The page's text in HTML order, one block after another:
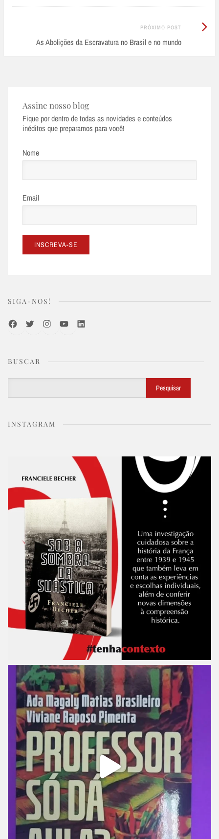
PRÓXIMO POST
As Abolições da Escravatura no Brasil e no mundo
Próximo
Assine nosso blog
Fique por dentro de todas as novidades e conteúdos
inéditos que preparamos para você!
Nome
Email
SIGA-NOS!
FacebookTwitterInstagramYoutubeLinkedIn
BUSCAR
Pesquisar
INSTAGRAM